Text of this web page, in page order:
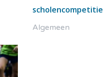
scholencompetitie
Algemeen